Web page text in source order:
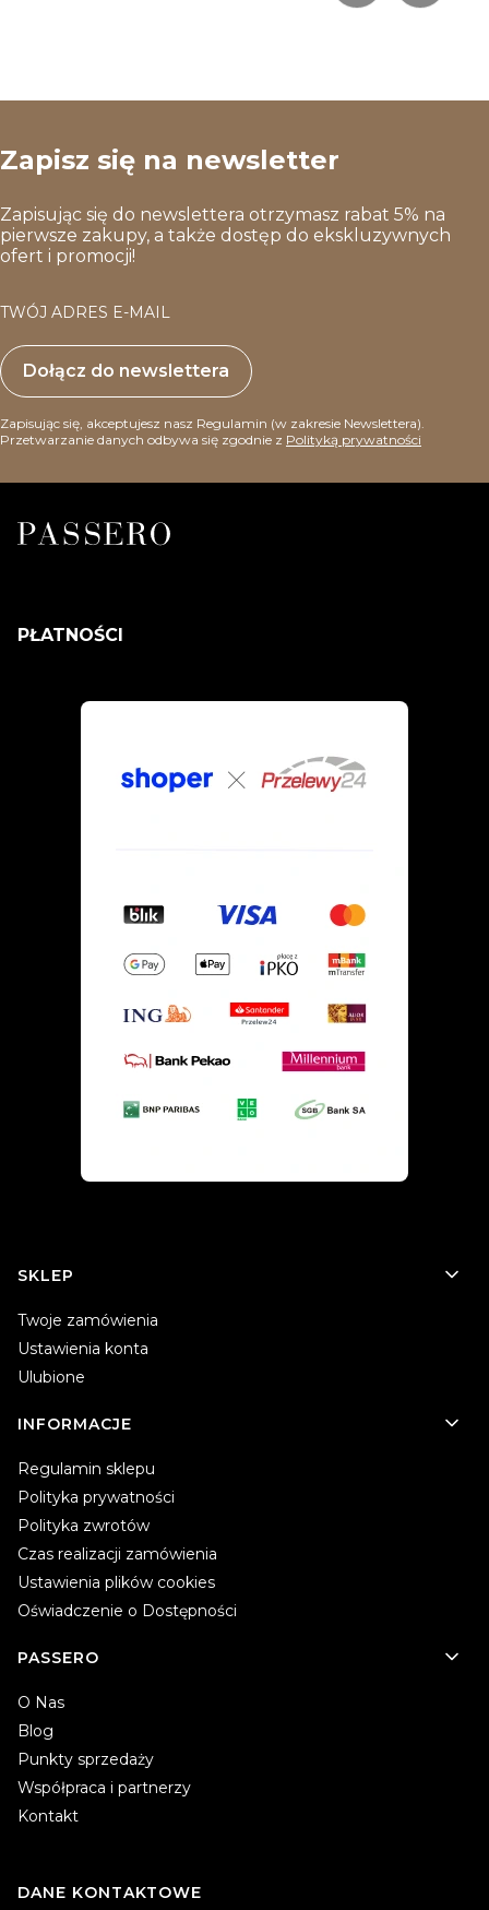
Zapisz się na newsletter
Zapisując się do newslettera otrzymasz rabat 5% na
pierwsze zakupy, a także dostęp do ekskluzywnych
ofert i promocji!
TWÓJ ADRES E-MAIL
Dołącz do newslettera
Zapisując się, akceptujesz nasz Regulamin (w zakresie Newslettera).
Przetwarzanie danych odbywa się zgodnie z Polityką prywatności
PŁATNOŚCI
Linki w stopce
SKLEP
Twoje zamówienia
Ustawienia konta
Ulubione
INFORMACJE
Regulamin sklepu
Polityka prywatności
Polityka zwrotów
Czas realizacji zamówienia
Ustawienia plików cookies
Oświadczenie o Dostępności
PASSERO
O Nas
Blog
Punkty sprzedaży
Współpraca i partnerzy
Kontakt
DANE KONTAKTOWE